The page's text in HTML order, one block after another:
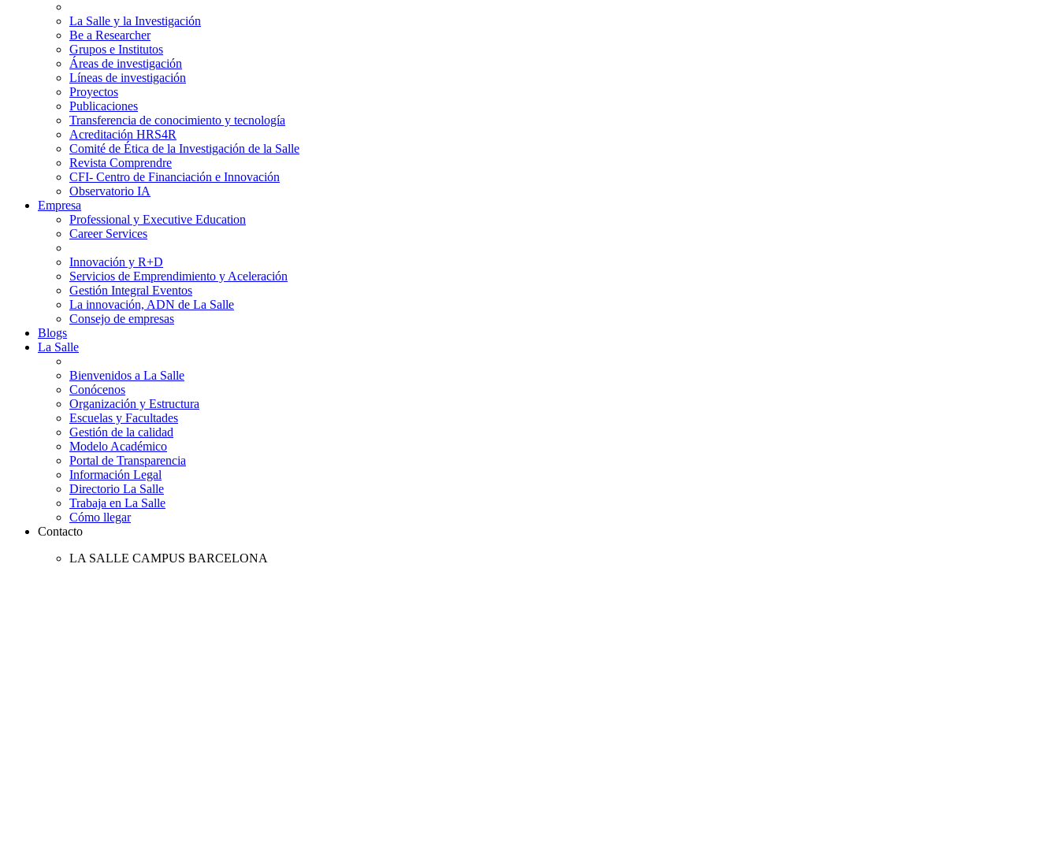
La Salle y la Investigación
Be a Researcher
Grupos e Institutos
Áreas de investigación
Líneas de investigación
Proyectos
Publicaciones
Transferencia de conocimiento y tecnología
Acreditación HRS4R
Comité de Ética de la Investigación de la Salle
Revista Comprendre
CFI- Centro de Financiación e Innovación
Observatorio IA
Empresa
Professional y Executive Education
Career Services
Innovación y R+D
Servicios de Emprendimiento y Aceleración
Gestión Integral Eventos
La innovación, ADN de La Salle
Consejo de empresas
Blogs
La Salle
Bienvenidos a La Salle
Conócenos
Organización y Estructura
Escuelas y Facultades
Gestión de la calidad
Modelo Académico
Portal de Transparencia
Información Legal
Directorio La Salle
Trabaja en La Salle
Cómo llegar
Contacto
LA SALLE CAMPUS BARCELONA